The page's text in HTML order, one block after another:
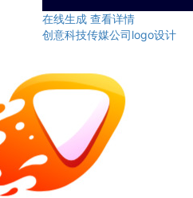
在线生成 查看详情
创意科技传媒公司logo设计